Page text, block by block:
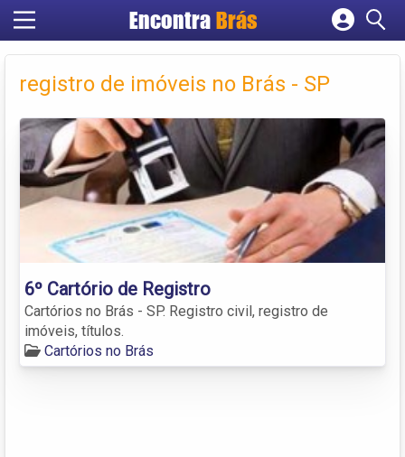
Encontra Brás
Cadastrar empresa
Criar conta
registro de imóveis no Brás - SP
6º Cartório de Registro
Cartórios no Brás - SP. Registro civil, registro de
imóveis, títulos.
Cartórios no Brás